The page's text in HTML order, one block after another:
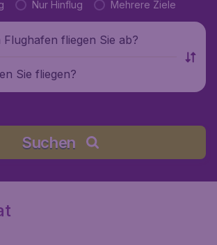
Nur Hinflug Mehrere Ziele
fliegen Sie ab?
Sie fliegen?
Suchen